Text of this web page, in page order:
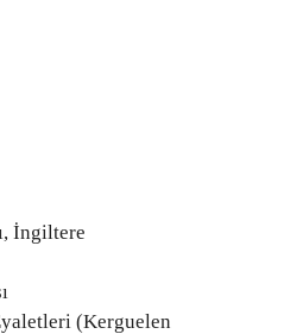
İngiltere
(Kerguelen